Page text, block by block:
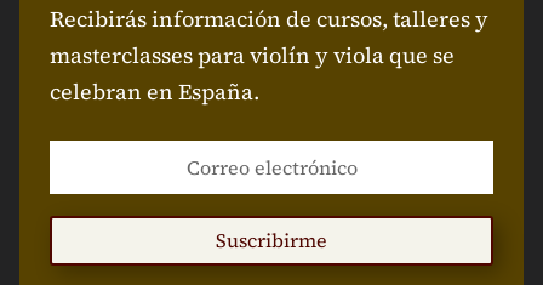
Recibirás información de cursos, talleres y
masterclasses para violín y viola que se
celebran en España.
Suscribirme